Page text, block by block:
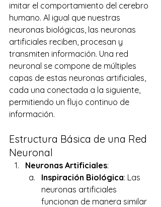
imitar el comportamiento del cerebro
humano. Al igual que nuestras
neuronas biológicas, las neuronas
artificiales reciben, procesan y
transmiten información. Una red
neuronal se compone de múltiples
capas de estas neuronas artificiales,
cada una conectada a la siguiente,
permitiendo un flujo continuo de
información.
Estructura Básica de una Red
Neuronal
Neuronas Artificiales:
Inspiración Biológica: Las
neuronas artificiales
funcionan de manera similar